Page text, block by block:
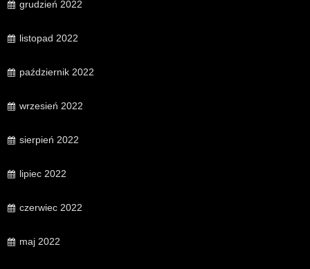
grudzień 2022
listopad 2022
październik 2022
wrzesień 2022
sierpień 2022
lipiec 2022
czerwiec 2022
maj 2022